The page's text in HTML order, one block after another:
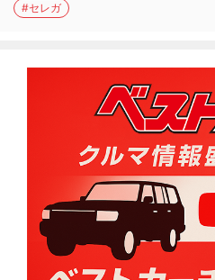
#セレガ